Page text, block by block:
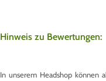
Hinweis zu Bewertungen:
In unserem Headshop können